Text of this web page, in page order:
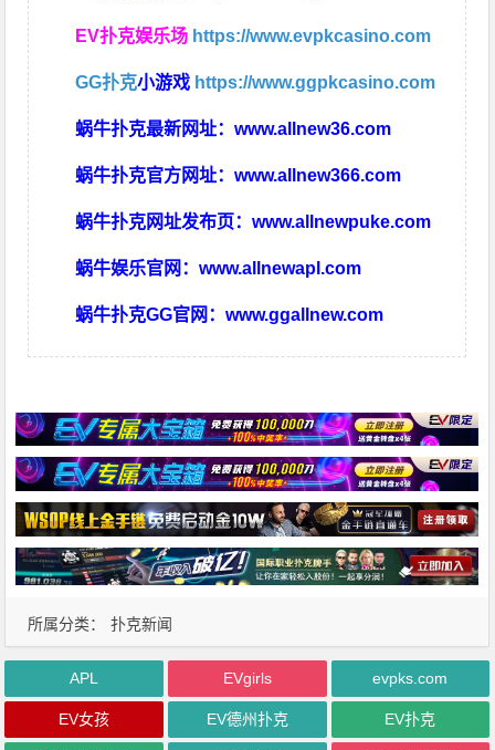
EV扑克娱乐场 https://www.evpkcasino.com
GG扑克小游戏 https://www.ggpkcasino.com
蜗牛扑克最新网址：www.allnew36.com
蜗牛扑克官方网址：www.allnew366.com
蜗牛扑克网址发布页：www.allnewpuke.com
蜗牛娱乐官网：www.allnewapl.com
蜗牛扑克GG官网：www.ggallnew.com
所属分类： 扑克新闻
APL EVgirls evpks.com
EV女孩 EV德州扑克 EV扑克